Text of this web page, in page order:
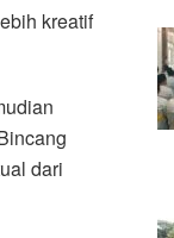
kreatif
dari